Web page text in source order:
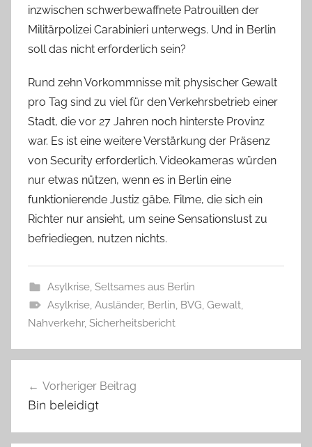
inzwischen schwerbewaffnete Patrouillen der
Militärpolizei Carabinieri unterwegs. Und in Berlin
soll das nicht erforderlich sein?
Rund zehn Vorkommnisse mit physischer Gewalt
pro Tag sind zu viel für den Verkehrsbetrieb einer
Stadt, die vor 27 Jahren noch hinterste Provinz
war. Es ist eine weitere Verstärkung der Präsenz
von Security erforderlich. Videokameras würden
nur etwas nützen, wenn es in Berlin eine
funktionierende Justiz gäbe. Filme, die sich ein
Richter nur ansieht, um seine Sensationslust zu
befriediegen, nutzen nichts.
Asylkrise, Seltsames aus Berlin
Asylkrise, Ausländer, Berlin, BVG, Gewalt,
Nahverkehr, Sicherheitsbericht
Vorheriger Beitrag
Bin beleidigt